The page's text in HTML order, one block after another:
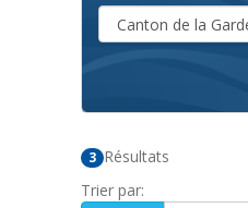
3 Résultats
Trier par: